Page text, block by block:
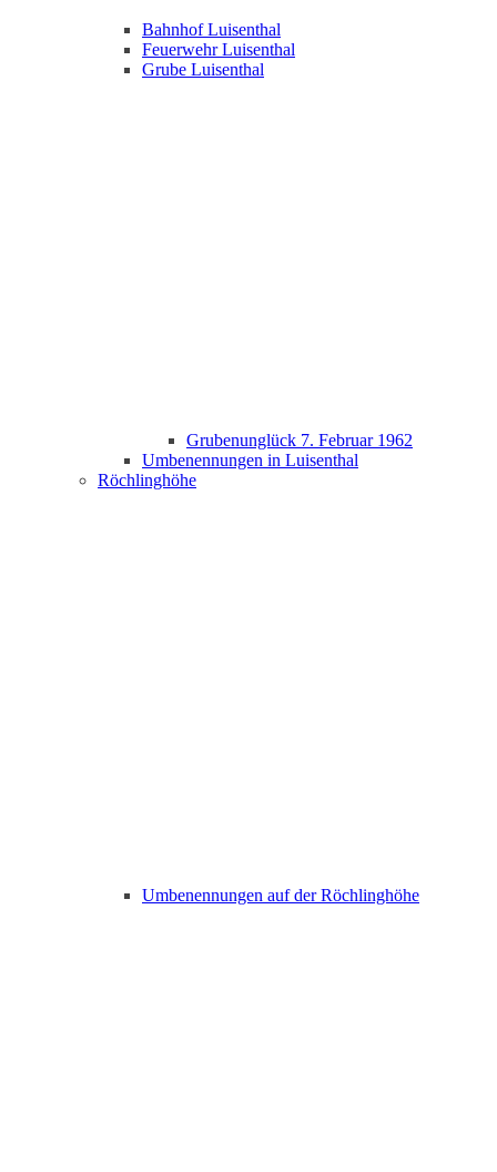
Bahnhof Luisenthal
Feuerwehr Luisenthal
Grube Luisenthal
Grubenunglück 7. Februar 1962
Umbenennungen in Luisenthal
Röchlinghöhe
Umbenennungen auf der Röchlinghöhe